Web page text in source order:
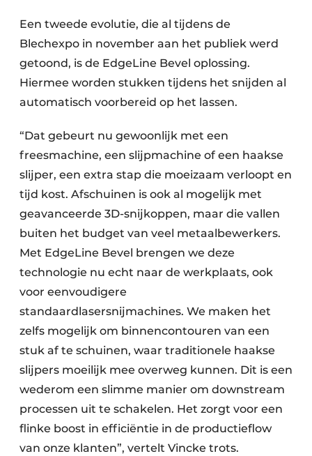
Een tweede evolutie, die al tijdens de
Blechexpo in november aan het publiek werd
getoond, is de EdgeLine Bevel oplossing.
Hiermee worden stukken tijdens het snijden al
automatisch voorbereid op het lassen.
“Dat gebeurt nu gewoonlijk met een
freesmachine, een slijpmachine of een haakse
slijper, een extra stap die moeizaam verloopt en
tijd kost. Afschuinen is ook al mogelijk met
geavanceerde 3D-snijkoppen, maar die vallen
buiten het budget van veel metaalbewerkers.
Met EdgeLine Bevel brengen we deze
technologie nu echt naar de werkplaats, ook
voor eenvoudigere
standaardlasersnijmachines. We maken het
zelfs mogelijk om binnencontouren van een
stuk af te schuinen, waar traditionele haakse
slijpers moeilijk mee overweg kunnen. Dit is een
wederom een slimme manier om downstream
processen uit te schakelen. Het zorgt voor een
flinke boost in efficiëntie in de productieflow
van onze klanten”, vertelt Vincke trots.